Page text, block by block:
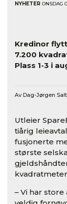
NYHETER ONSDAG
Kredinor
7.200
Plass 1-3 i
Av Dag-Jørgen
Utleier
tiårig
fusjonerte
største
kvadratmeter
– Vi har